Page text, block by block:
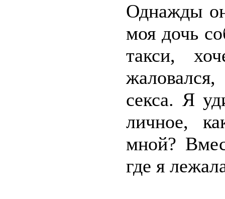
Однажды
моя дочь
такси,
секса. Я
личное,
мной?
где я